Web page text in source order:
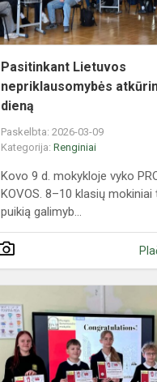
Pasitinkant Lietuvos
nepriklausomybės
dieną
Paskelbta: 2026-03-09
Kategorija:Renginiai
Kovo 9 d. mokykloje vyko
KOVOS. 8–10 klasių mokiniai
puikią galimyb...